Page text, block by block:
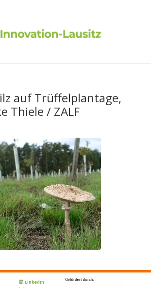
auf Trüffelplantage,
Thiele / ZALF
LinkedIn